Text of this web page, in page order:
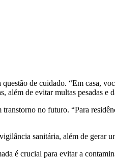
de cuidado. “Em casa,
de evitar multas pesadas e
no futuro. “Para
sanitária, além de gerar
é crucial para evitar a